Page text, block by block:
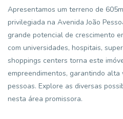
Apresentamos um terreno de
privilegiada na Avenida João
grande potencial de crescimento
com universidades, hospitais,
shoppings centers torna este
empreendimentos, garantindo
pessoas. Explore as diversas
nesta área promissora.